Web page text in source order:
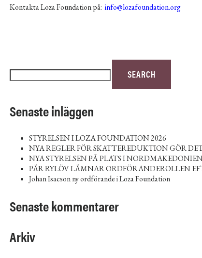
Kontakta Loza Foundation på: info@lozafoundation.org
SEARCH
Senaste inläggen
STYRELSEN I LOZA FOUNDATION 2026
NYA REGLER FÖR SKATTEREDUKTION GÖR
NYA STYRELSEN PÅ PLATS I
PÄR RYLÖV LÄMNAR ORDFÖRANDEROLLEN
Johan Isacson ny ordförande i Loza Foundation
Senaste kommentarer
Arkiv